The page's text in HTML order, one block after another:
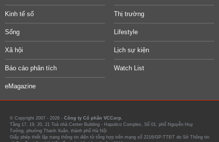
Kinh tế số Thị trường
Sống Lifestyle
Xã hội Lịch sự kiện
Báo cáo phân tích Watch List
eMagazine
© Copyright 2007 - 2026 - Công ty Cổ phần VCCorp.
Tầng 17, 19, 20, 21 Toà nhà Center Building - Hapulico Complex, Số 01, phố Nguyễn Huy
Tưởng, phường Thanh Xuân, thành phố Hà Nội
Giấy phép thiết lập trang thông tin điện tử tổng hợp trên mạng số 2216/GP-TTĐT do Sở Thông tin